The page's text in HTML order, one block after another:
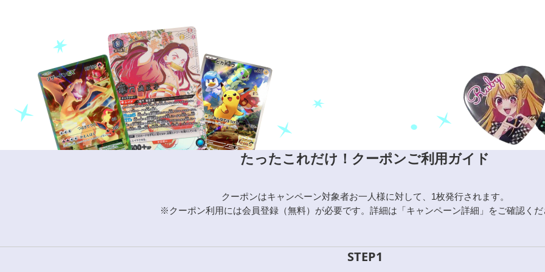
たったこれだけ！クーポンご利用ガイド
クーポンはキャンペーン対象者お一人様に対して、1枚発行されます。
※クーポン利用には会員登録（無料）が必要です。詳細は「キャンペーン詳細」をご確認くだ
STEP1